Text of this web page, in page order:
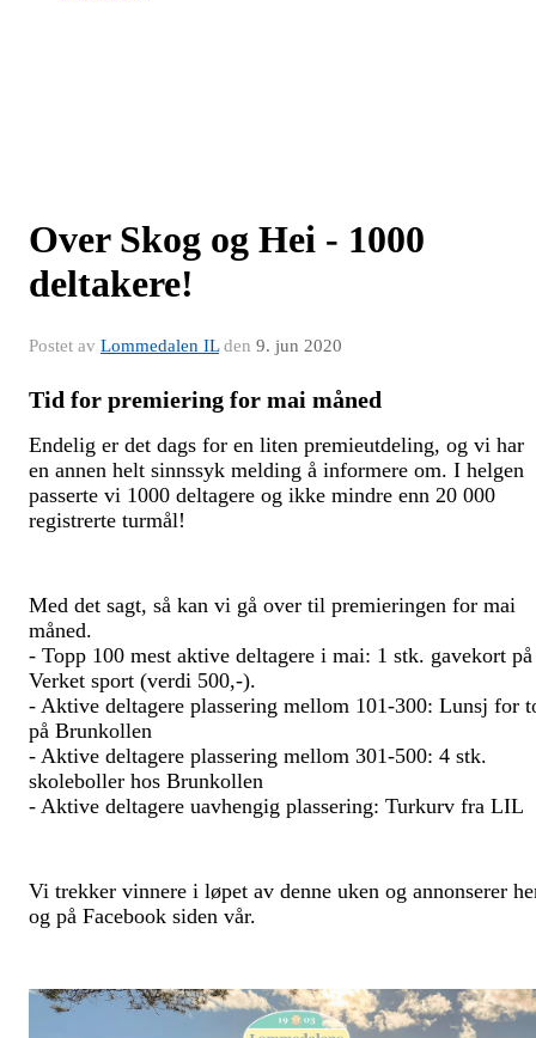
Over Skog og Hei - 1000
deltakere!
Postet av Lommedalen ILden 9. jun 2020
Tid for premiering for mai måned
Endelig er det dags for en liten premieutdeling, og vi har
en annen helt sinnssyk melding å informere om. I helgen
passerte vi 1000 deltagere og ikke mindre enn 20 000
registrerte turmål!
Med det sagt, så kan vi gå over til premieringen for mai
måned.
- Topp 100 mest aktive deltagere i mai: 1 stk. gavekort på
Verket sport (verdi 500,-).
- Aktive deltagere plassering mellom 101-300: Lunsj for
på Brunkollen
- Aktive deltagere plassering mellom 301-500: 4 stk.
skoleboller hos Brunkollen
- Aktive deltagere uavhengig plassering: Turkurv fra LIL
Vi trekker vinnere i løpet av denne uken og annonserer
og på Facebook siden vår.